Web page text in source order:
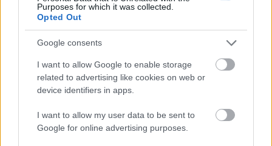
Purposes for which it was collected.
Opted Out
Google consents
I want to allow Google to enable storage
related to advertising like cookies on web or
device identifiers in apps.
I want to allow my user data to be sent to
Google for online advertising purposes.
ELSTARTOLT A MŰVÉSZETEK VÖLGYE
AZ EMBERSÉG ÜNNEPE